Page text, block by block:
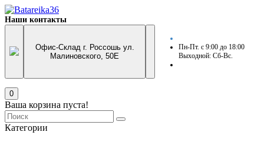
Наши контакты
Офис-Склад г. Россошь ул.
Малиновского, 50Е
Пн-Пт. с 9:00 до 18:00
Выходной: Сб-Вс.
0
Ваша корзина пуста!
Категории